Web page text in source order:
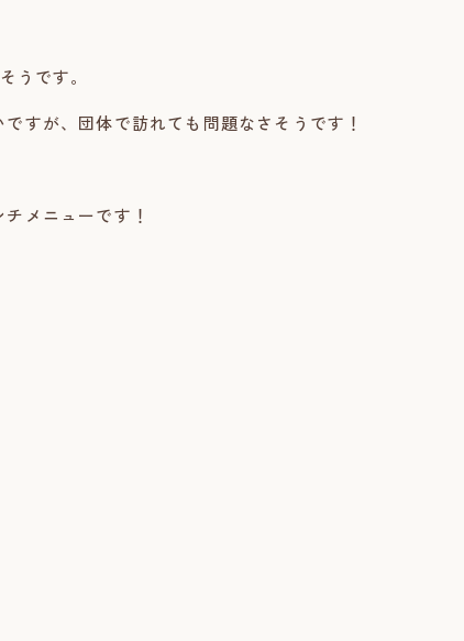
うです。
すが、団体で訪れても問題なさそうです！
メニューです！